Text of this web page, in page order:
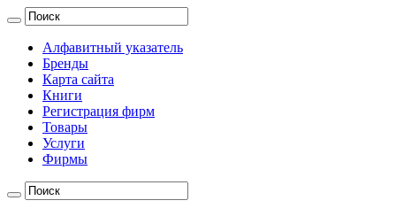
Алфавитный указатель
Бренды
Карта сайта
Книги
Регистрация фирм
Товары
Услуги
Фирмы